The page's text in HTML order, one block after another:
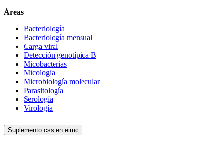
Áreas
Bacteriología
Bacteriología mensual
Carga viral
Detección genotípica B
Micobacterias
Micología
Microbiología molecular
Parasitología
Serología
Virología
Suplemento css en eimc